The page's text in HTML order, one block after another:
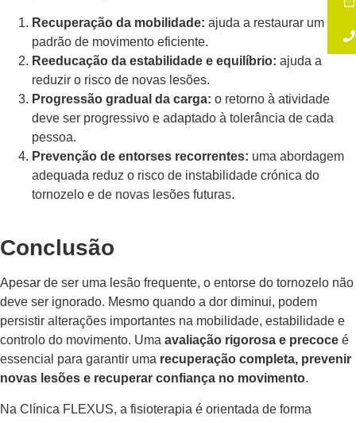
Recuperação da mobilidade: ajuda a restaurar um
padrão de movimento eficiente.
Reeducação da estabilidade e equilíbrio: ajuda a
reduzir o risco de novas lesões.
Progressão gradual da carga: o retorno à atividade
deve ser progressivo e adaptado à tolerância de cada
pessoa.
Prevenção de entorses recorrentes: uma abordagem
adequada reduz o risco de instabilidade crónica do
tornozelo e de novas lesões futuras.
Conclusão
Apesar de ser uma lesão frequente, o entorse do tornozelo não
deve ser ignorado. Mesmo quando a dor diminui, podem
persistir alterações importantes na mobilidade, estabilidade e
controlo do movimento. Uma avaliação rigorosa e precoce é
essencial para garantir uma recuperação completa, prevenir
novas lesões e recuperar confiança no movimento.
Na Clínica FLEXUS, a fisioterapia é orientada de forma